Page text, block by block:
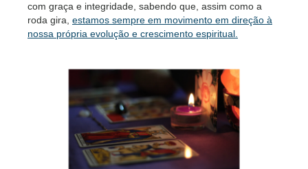
com graça e integridade, sabendo que, assim como a
roda gira, estamos sempre em movimento em direção à
nossa própria evolução e crescimento espiritual.